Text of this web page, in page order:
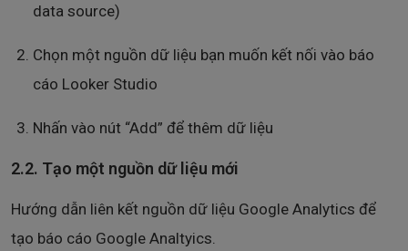
data source)
Chọn một nguồn dữ liệu bạn muốn kết nối vào báo
cáo Looker Studio
Nhấn vào nút “Add” để thêm dữ liệu
2.2. Tạo một nguồn dữ liệu mới
Hướng dẫn liên kết nguồn dữ liệu Google Analytics để
tạo báo cáo Google Analtyics.